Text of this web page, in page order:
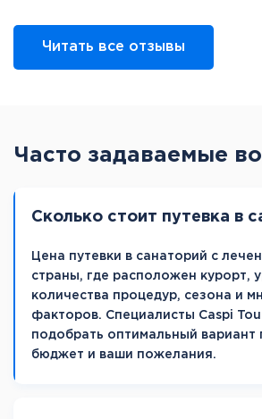
Читать все отзывы
Часто задаваемые
Сколько стоит путевка в
Цена путевки в санаторий с
страны, где расположен курорт,
количества процедур, сезона и
факторов. Специалисты Caspi
подобрать оптимальный вариант
бюджет и ваши пожелания.